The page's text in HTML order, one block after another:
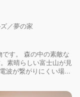
／夢の家
す。 森の中の素敵な
素晴らしい富士山が見
波が繋がりにくい場...